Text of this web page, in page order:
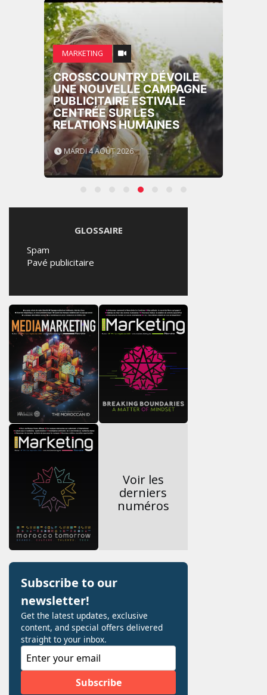
MARKETING
CROSSCOUNTRY DÉVOILE
UNE NOUVELLE CAMPAGNE
PUBLICITAIRE ESTIVALE
CENTRÉE SUR LES
RELATIONS HUMAINES
MARDI 4 AOÛT 2026
GLOSSAIRE
Spam
Pavé publicitaire
Voir les
derniers
numéros